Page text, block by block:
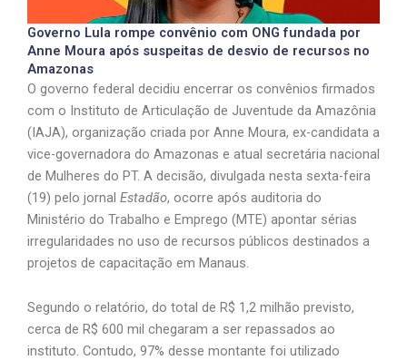
Governo Lula rompe convênio com ONG fundada por
Anne Moura após suspeitas de desvio de recursos no
Amazonas
O governo federal decidiu encerrar os convênios firmados
com o Instituto de Articulação de Juventude da Amazônia
(IAJA), organização criada por Anne Moura, ex-candidata a
vice-governadora do Amazonas e atual secretária nacional
de Mulheres do PT. A decisão, divulgada nesta sexta-feira
(19) pelo jornal Estadão, ocorre após auditoria do
Ministério do Trabalho e Emprego (MTE) apontar sérias
irregularidades no uso de recursos públicos destinados a
projetos de capacitação em Manaus.
Segundo o relatório, do total de R$ 1,2 milhão previsto,
cerca de R$ 600 mil chegaram a ser repassados ao
instituto. Contudo, 97% desse montante foi utilizado